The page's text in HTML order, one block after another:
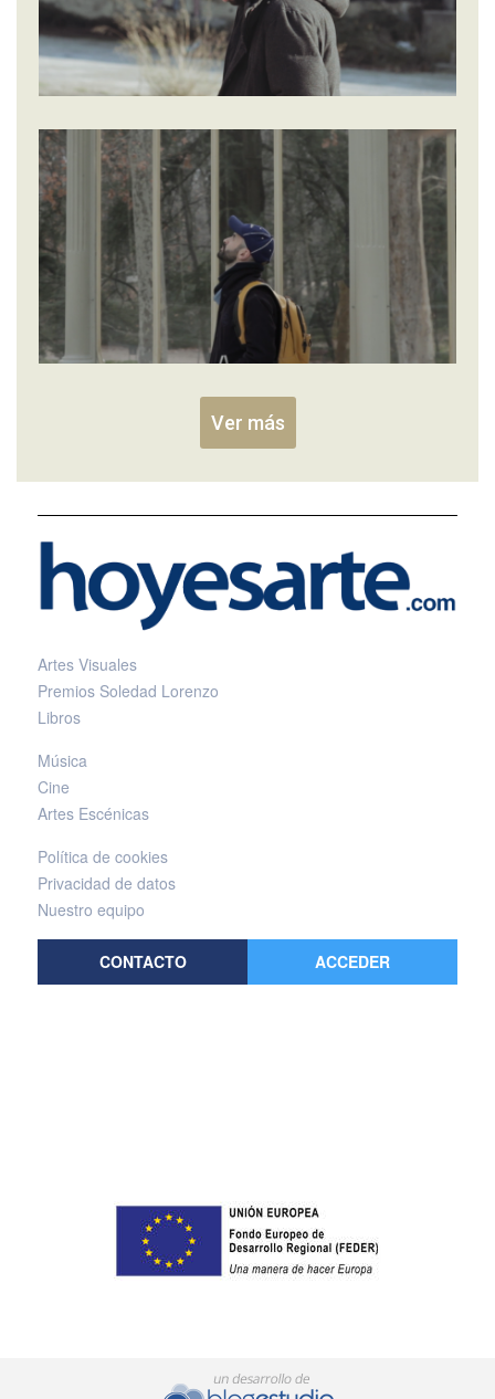
Ver más
Artes Visuales
Premios Soledad Lorenzo
Libros
Música
Cine
Artes Escénicas
Política de cookies
Privacidad de datos
Nuestro equipo
CONTACTO ACCEDER